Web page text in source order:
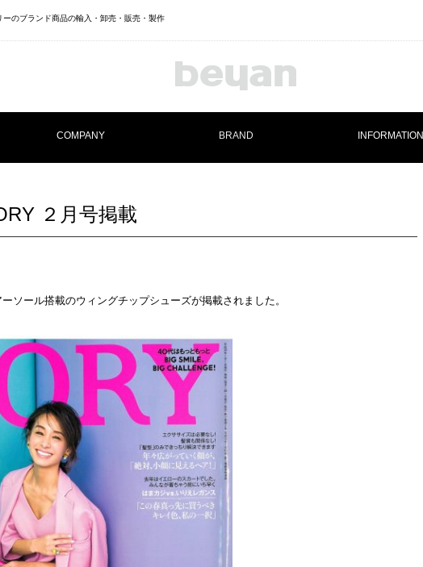
のブランド商品の輸入・卸売・販売・製作
COMPANY BRAND INFORMATION
２月号掲載
ソール搭載のウィングチップシューズが掲載されました。